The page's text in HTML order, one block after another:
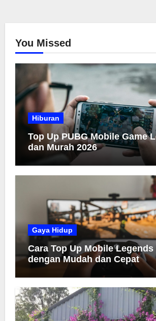
You Missed
Hiburan
Top Up PUBG Mobile Game
dan Murah 2026
Gaya Hidup
Cara Top Up Mobile Legends
dengan Mudah dan Cepat